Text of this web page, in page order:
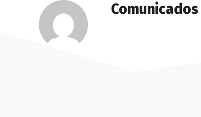
Comunicados